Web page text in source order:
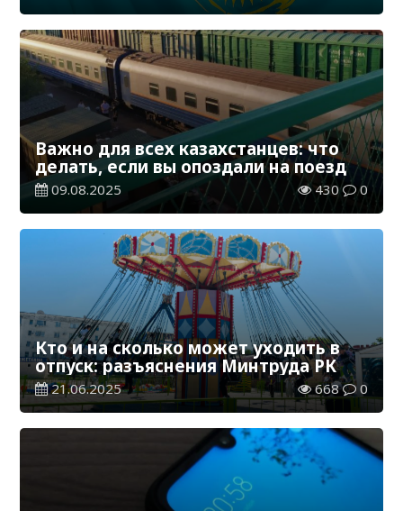
Важно для всех казахстанцев: что
делать, если вы опоздали на поезд
09.08.2025 430 0
Кто и на сколько может уходить в
отпуск: разъяснения Минтруда РК
21.06.2025 668 0